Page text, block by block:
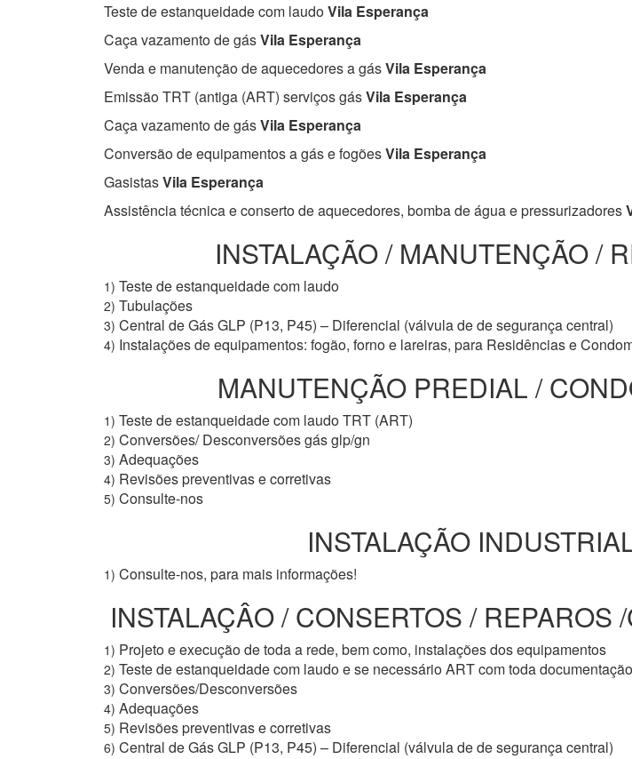
Teste de estanqueidade com laudoVila Esperança
Caça vazamento de gásVila Esperança
Venda e manutenção de aquecedores a gásVila Esperança
Emissão TRT (antiga (ART) serviços gásVila Esperança
Caça vazamento de gásVila Esperança
Conversão de equipamentos a gás e fogõesVila Esperança
GasistasVila Esperança
Assistência técnica e conserto de aquecedores, bomba de água e pressurizadores
INSTALAÇÃO / MANUTENÇÃO /
1) Teste de estanqueidade com laudo
2) Tubulações
3) Central de Gás GLP (P13, P45) – Diferencial (válvula de de segurança central)
4) Instalações de equipamentos: fogão, forno e lareiras, para Residências e
MANUTENÇÃO PREDIAL /
1) Teste de estanqueidade com laudo TRT (ART)
2) Conversões/ Desconversões gás glp/gn
3) Adequações
4) Revisões preventivas e corretivas
5) Consulte-nos
INSTALAÇÃO
1) Consulte-nos, para mais informações!
INSTALAÇÂO / CONSERTOS /
1) Projeto e execução de toda a rede, bem como, instalações dos equipamentos
2) Teste de estanqueidade com laudo e se necessário ART com toda documentação
3) Conversões/Desconversões
4) Adequações
5) Revisões preventivas e corretivas
6) Central de Gás GLP (P13, P45) – Diferencial (válvula de de segurança central)